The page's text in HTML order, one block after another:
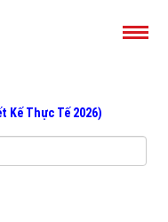
Kế Thực Tế 2026)